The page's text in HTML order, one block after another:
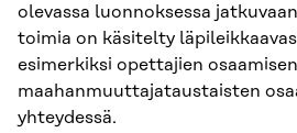
olevassa luonnoksessa
toimia on käsitelty
esimerkiksi opettajien
maahanmuuttajataustaisten
yhteydessä.